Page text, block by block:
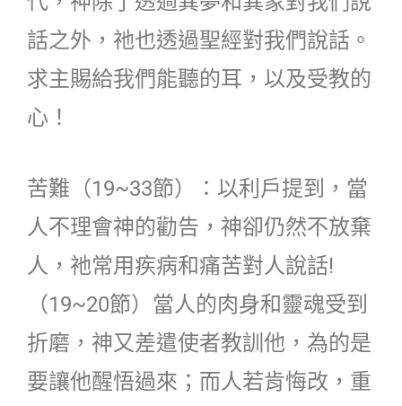
話之外，祂也透過聖經對我們說話。
求主賜給我們能聽的耳，以及受教的
心！
苦難（19~33節）：以利戶提到，當
人不理會神的勸告，神卻仍然不放棄
人，祂常用疾病和痛苦對人說話!
（19~20節）當人的肉身和靈魂受到
折磨，神又差遣使者教訓他，為的是
要讓他醒悟過來；而人若肯悔改，重